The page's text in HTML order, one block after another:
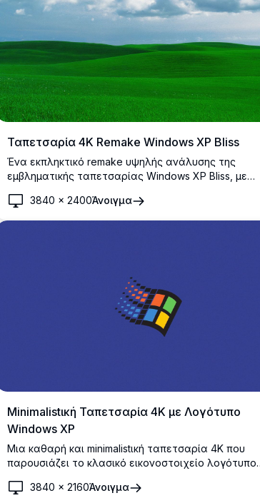
Ταπετσαρία 4K Remake Windows XP Bliss
Ένα εκπληκτικό remake υψηλής ανάλυσης της
εμβληματικής ταπετσαρίας Windows XP Bliss, με
έναν λαμπερό γαλάζιο ουρανό με αφράτα λευκά
σύννεφα. Ιδανικό για φόντα επιφάνειας εργασίας.
3840 ×2400Άνοιγμα
Minimalistική Ταπετσαρία 4K με Λογότυπο
Windows XP
Μια καθαρή και minimalistική ταπετσαρία 4K που
παρουσιάζει το κλασικό εικονοστοιχείο λογότυπο
μπλε φόντου. Ιδανικό για λάτρεις της ρετρό
3840 ×2160Άνοιγμα